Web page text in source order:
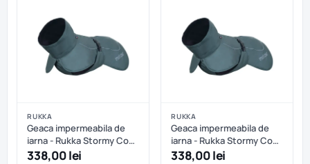
RUKKA
Geaca impermeabila de
iarna - Rukka Stormy Coat
- Dark Agave - 35 cm
338,00 lei
RUKKA
Geaca impermeabila de
iarna - Rukka Stormy Coat
- Dark Agave - 40 cm
338,00 lei